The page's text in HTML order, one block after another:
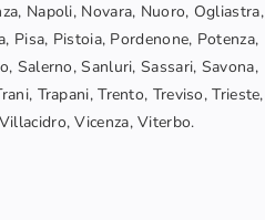
Napoli, Novara, Nuoro, Ogliastra,
Pisa, Pistoia, Pordenone, Potenza,
Salerno, Sanluri, Sassari, Savona,
Trapani, Trento, Treviso, Trieste,
Vicenza, Viterbo.